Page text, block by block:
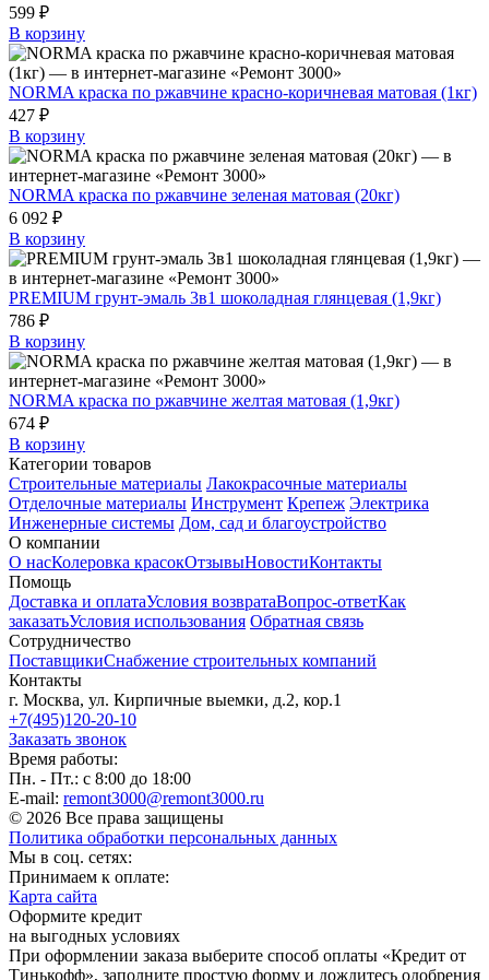
599 ₽
В корзину
NORMA краска по ржавчине красно-коричневая матовая (1кг)
427 ₽
В корзину
NORMA краска по ржавчине зеленая матовая (20кг)
6 092 ₽
В корзину
PREMIUM грунт-эмаль 3в1 шоколадная глянцевая (1,9кг)
786 ₽
В корзину
NORMA краска по ржавчине желтая матовая (1,9кг)
674 ₽
В корзину
Категории товаров
Строительные материалы Лакокрасочные материалы
Отделочные материалы Инструмент Крепеж Электрика
Инженерные системы Дом, сад и благоустройство
О компании
О насКолеровка красокОтзывыНовостиКонтакты
Помощь
Доставка и оплатаУсловия возвратаВопрос-ответКак
заказатьУсловия использования Обратная связь
Сотрудничество
ПоставщикиСнабжение строительных компаний
Контакты
г. Москва, ул. Кирпичные выемки, д.2, кор.1
+7(495)120-20-10
Заказать звонок
Время работы:
Пн. - Пт.: с 8:00 до 18:00
E-mail: remont3000@remont3000.ru
© 2026 Все права защищены
Политика обработки персональных данных
Мы в соц. сетях:
Принимаем к оплате:
Карта сайта
Оформите кредит
на выгодных условиях
При оформлении заказа выберите способ оплаты «Кредит от
Тинькофф», заполните простую форму и дождитесь одобрения